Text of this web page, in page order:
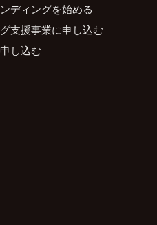
ディングを始める
支援事業に申し込む
し込む